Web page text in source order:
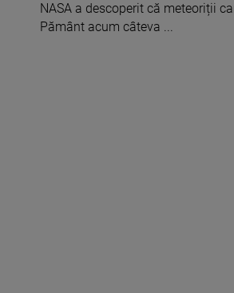
NASA a descoperit că meteoriții
Pământ acum câteva ...